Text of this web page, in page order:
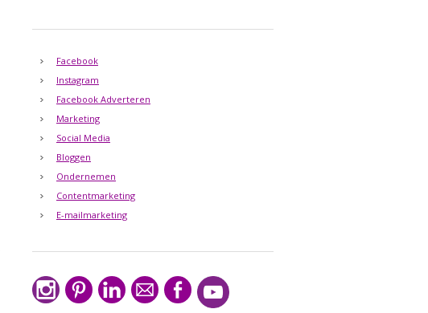
Facebook
Instagram
Facebook Adverteren
Marketing
Social Media
Bloggen
Ondernemen
Contentmarketing
E-mailmarketing